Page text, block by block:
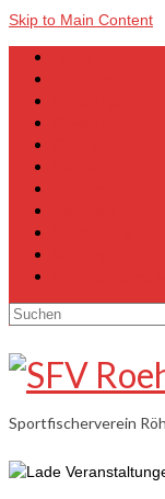
Skip to Main Content
Suchen
Sportfischerverein